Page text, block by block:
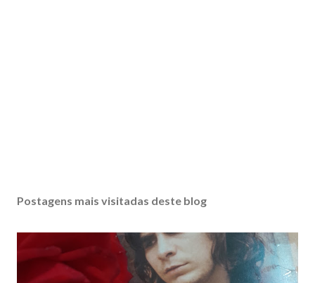
Postagens mais visitadas deste blog